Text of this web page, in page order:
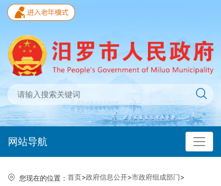
网站导航
您现在的位置： 首页>政府信息公开>市政府组成部门>